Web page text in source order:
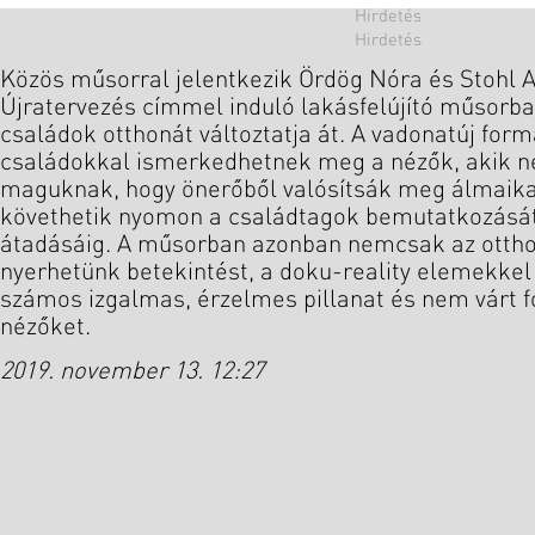
Közös műsorral jelentkezik Ördög Nóra és Stohl
Újratervezés címmel induló lakásfelújító
családok otthonát változtatja át. A vadonatúj
családokkal ismerkedhetnek meg a nézők, akik
maguknak, hogy önerőből valósítsák meg
követhetik nyomon a családtagok
átadásáig. A műsorban azonban nemcsak az
nyerhetünk betekintést, a doku-reality
számos izgalmas, érzelmes pillanat és nem várt
nézőket.
2019. november 13. 12:27